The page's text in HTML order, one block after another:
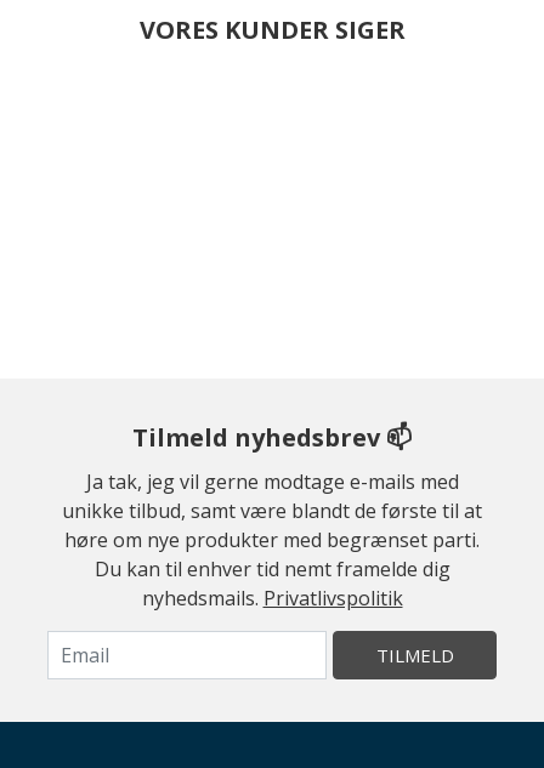
VORES KUNDER SIGER
Tilmeld nyhedsbrev 📫
Ja tak, jeg vil gerne modtage e-mails med
unikke tilbud, samt være blandt de første til at
høre om nye produkter med begrænset parti.
Du kan til enhver tid nemt framelde dig
nyhedsmails. Privatlivspolitik
TILMELD